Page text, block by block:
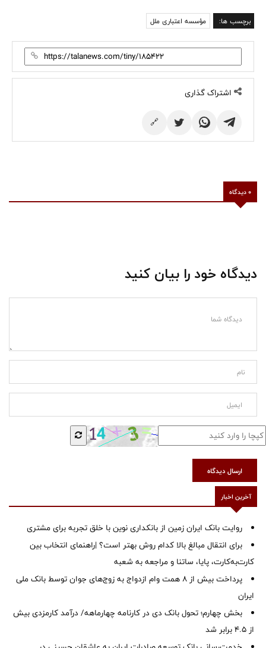
برچسب ها: مؤسسه اعتباری ملل
اشتراک گذاری
🔗
0 دیدگاه
دیدگاه خود را بیان کنید
ارسال دیدگاه
آخرین اخبار
روایت بانک ایران زمین از بانکداری نوین با خلق تجربه برای مشتری
برای انتقال مبالغ بالا کدام روش بهتر است؟ |راهنمای انتخاب بین
کارت‌به‌کارت، پایا، ساتنا و مراجعه به شعبه
پرداخت بیش از ۸ همت وام ازدواج به زوج‌های جوان توسط بانک ملی
ایران
بخش چهارم؛ تحول بانک دی در کارنامه چهارماهه/ درآمد کارمزدی بیش
از ۴.۵ برابر شد